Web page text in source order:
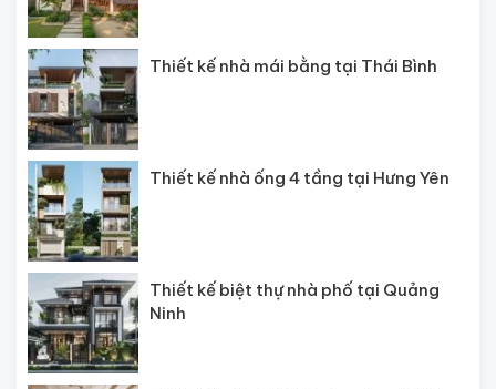
Thiết kế nhà mái bằng tại Thái Bình
Thiết kế nhà ống 4 tầng tại Hưng Yên
Thiết kế biệt thự nhà phố tại Quảng
Ninh